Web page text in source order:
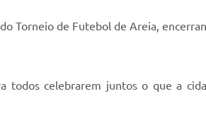
Torneio de Futebol de Areia,
todos celebrarem juntos o que a